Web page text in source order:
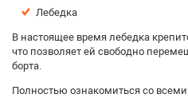
Лебедка
В настоящее время лебедка
что позволяет ей свободно
борта.
Полностью ознакомиться со